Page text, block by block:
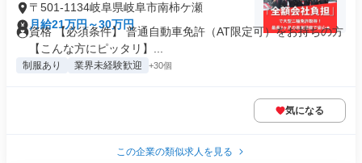
〒501-1134岐阜県岐阜市南柿ケ瀬
月給21万円～30万円
資格 【必須条件】 普通自動車免許（AT限定可）をお持ちの方
【こんな方にピッタリ】...
制服あり 業界未経験歓迎 +30個
気になる
この企業の類似求人を見る